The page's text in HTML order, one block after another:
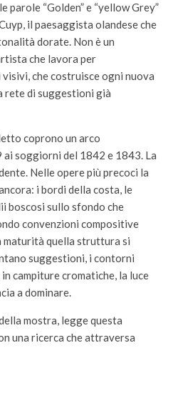
parole “Golden” e “yellow Grey”
il paesaggista olandese che
dorate. Non è un
che lavora per
che costruisce ogni nuova
rete di suggestioni già
coprono un arco
soggiorni del 1842 e 1843. La
Nelle opere più precoci la
i bordi della costa, le
boscosi sullo sfondo che
convenzioni compositive
quella struttura si
suggestioni, i contorni
campiture cromatiche, la luce
a dominare.
mostra, legge questa
una ricerca che attraversa